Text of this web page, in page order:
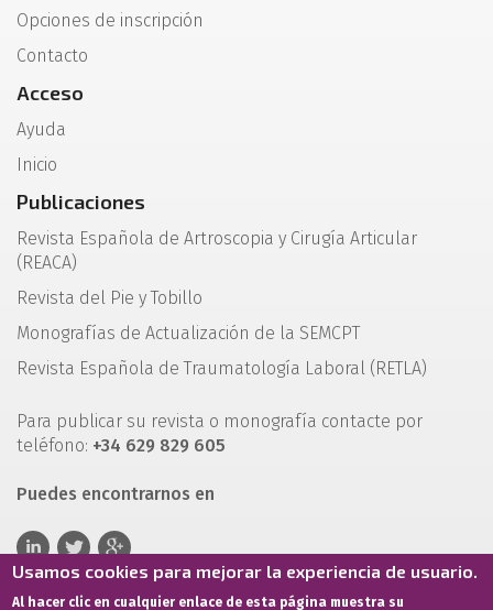
Opciones de inscripción
Contacto
Acceso
Ayuda
Inicio
Publicaciones
Revista Española de Artroscopia y Cirugía Articular
(REACA)
Revista del Pie y Tobillo
Monografías de Actualización de la SEMCPT
Revista Española de Traumatología Laboral (RETLA)
Para publicar su revista o monografía contacte por
teléfono: +34 629 829 605
Puedes encontrarnos en
Usamos cookies para mejorar la experiencia de usuario.
Al hacer clic en cualquier enlace de esta página muestra su